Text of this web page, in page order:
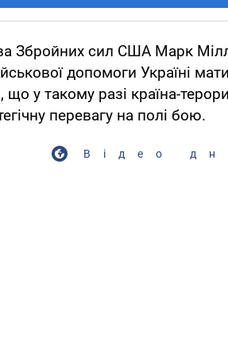
Збройних сил США Марк
допомоги Україні
що у такому разі країна-
перевагу на полі бою.
Відео